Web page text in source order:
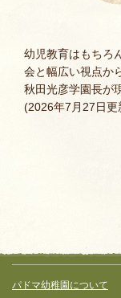
幼児教育はもちろ
会と幅広い視点から
秋田光彦学園長が
(2026年7月27日更
フッターコン
パドマ幼稚園について